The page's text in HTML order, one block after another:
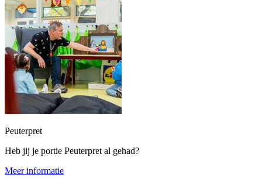
Peuterpret
Heb jij je portie Peuterpret al gehad?
Meer informatie